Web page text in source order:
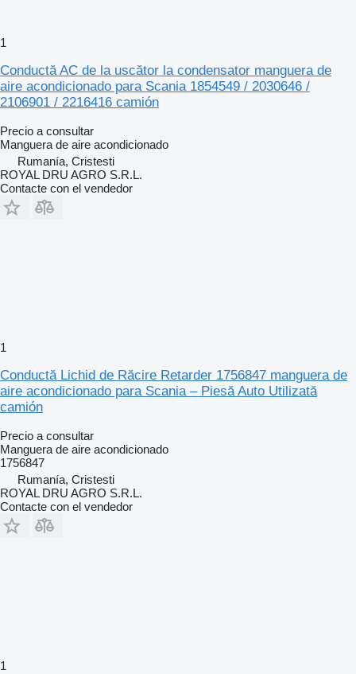
1
Conductă AC de la uscător la condensator manguera de
aire acondicionado para Scania 1854549 / 2030646 /
2106901 / 2216416 camión
Precio a consultar
Manguera de aire acondicionado
Rumanía, Cristesti
ROYAL DRU AGRO S.R.L.
Contacte con el vendedor
1
Conductă Lichid de Răcire Retarder 1756847 manguera de
aire acondicionado para Scania – Piesă Auto Utilizată
camión
Precio a consultar
Manguera de aire acondicionado
1756847
Rumanía, Cristesti
ROYAL DRU AGRO S.R.L.
Contacte con el vendedor
1